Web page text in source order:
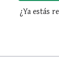
¿Ya estás